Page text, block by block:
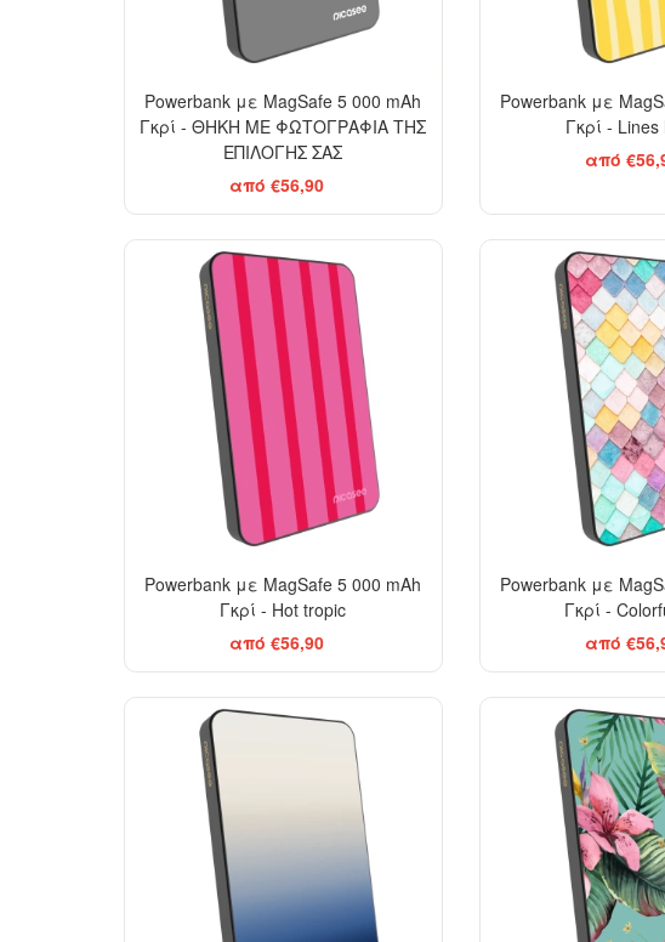
Powerbank με MagSafe 5 000 mAh
Γκρί - ΘΗΚΗ ΜΕ ΦΩΤΟΓΡΑΦΙΑ ΤΗΣ
ΕΠΙΛΟΓΗΣ ΣΑΣ
από €56,90
Powerbank με
Γκρί - Lines
από
Powerbank με MagSafe 5 000 mAh
Γκρί - Hot tropic
από €56,90
Powerbank με
Γκρί -
από